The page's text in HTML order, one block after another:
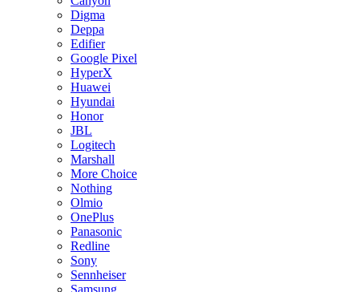
Digma
Deppa
Edifier
Google Pixel
HyperX
Huawei
Hyundai
Honor
JBL
Logitech
Marshall
More Choice
Nothing
Olmio
OnePlus
Panasonic
Redline
Sony
Sennheiser